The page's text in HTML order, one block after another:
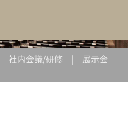
社内会議/研修
展示会